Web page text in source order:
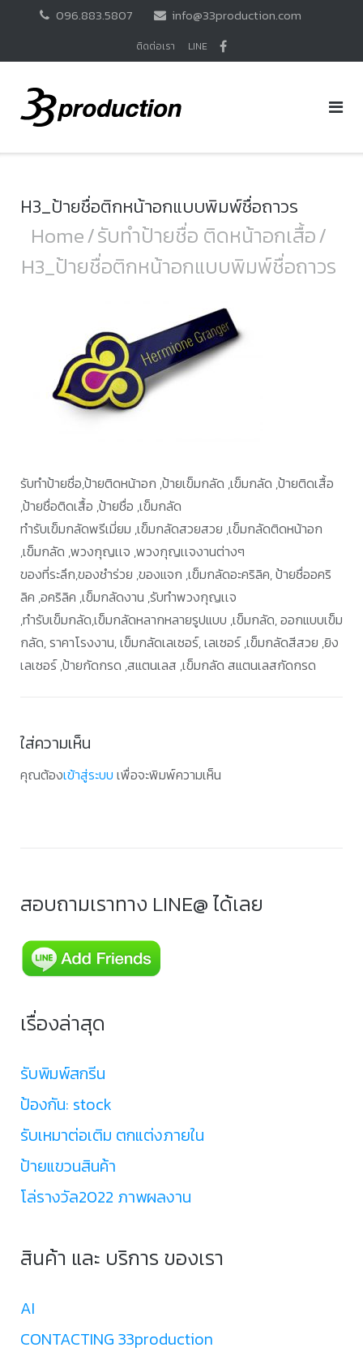
096.883.5807 info@33production.com
ติดต่อเรา LINE
H3_ป้ายชื่อติกหน้าอกแบบพิมพ์ชื่อถาวร
Home/รับทำป้ายชื่อ ติดหน้าอกเสื้อ/
H3_ป้ายชื่อติกหน้าอกแบบพิมพ์ชื่อถาวร
รับทำป้ายชื่อ,ป้ายติดหน้าอก ,ป้ายเข็มกลัด ,เข็มกลัด ,ป้ายติดเสื้อ
,ป้ายชื่อติดเสื้อ ,ป้ายชื่อ ,เข็มกลัด
ทำรับเข็มกลัดพรีเมี่ยม ,เข็มกลัดสวยสวย ,เข็มกลัดติดหน้าอก
,เข็มกลัด ,พวงกุญเเจ ,พวงกุญเเจงานต่างๆ
ของที่ระลึก,ของชำร่วย ,ของแจก ,เข็มกลัดอะคริลิค, ป้ายชื่ออคริ
ลิค ,อคริลิค ,เข็มกลัดงาน ,รับทำพวงกุญเเจ
,ทำรับเข็มกลัด,เข็มกลัดหลากหลายรูปแบบ ,เข็มกลัด, ออกแบบเข็ม
กลัด, ราคาโรงงาน, เข็มกลัดเลเซอร์, เลเซอร์ ,เข็มกลัดสีสวย ,ยิง
เลเซอร์ ,ป้ายกัดกรด ,สแตนเลส ,เข็มกลัด สแตนเลสกัดกรด
ใส่ความเห็น
คุณต้องเข้าสู่ระบบ เพื่อจะพิมพ์ความเห็น
สอบถามเราทาง LINE@ ได้เลย
เรื่องล่าสุด
รับพิมพ์สกรีน
ป้องกัน: stock
รับเหมาต่อเติม ตกแต่งภายใน
ป้ายแขวนสินค้า
โล่รางวัล2022 ภาพผลงาน
สินค้า และ บริการ ของเรา
AI
CONTACTING 33production